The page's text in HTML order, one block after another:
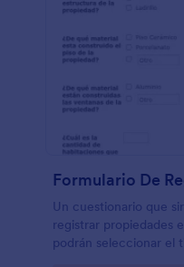
Formulario De
Un cuestionario que
registrar propiedades
podrán seleccionar el